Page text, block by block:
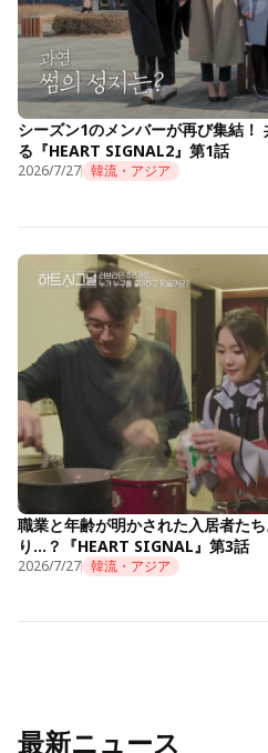
シーズン1のメンバーが再び集結！
る『HEART SIGNAL2』第1話
2026/7/27 韓流・アジア
職業と年齢が明かされた入居者た
り…？『HEART SIGNAL』第3話
2026/7/27 韓流・アジア
最新ニュース